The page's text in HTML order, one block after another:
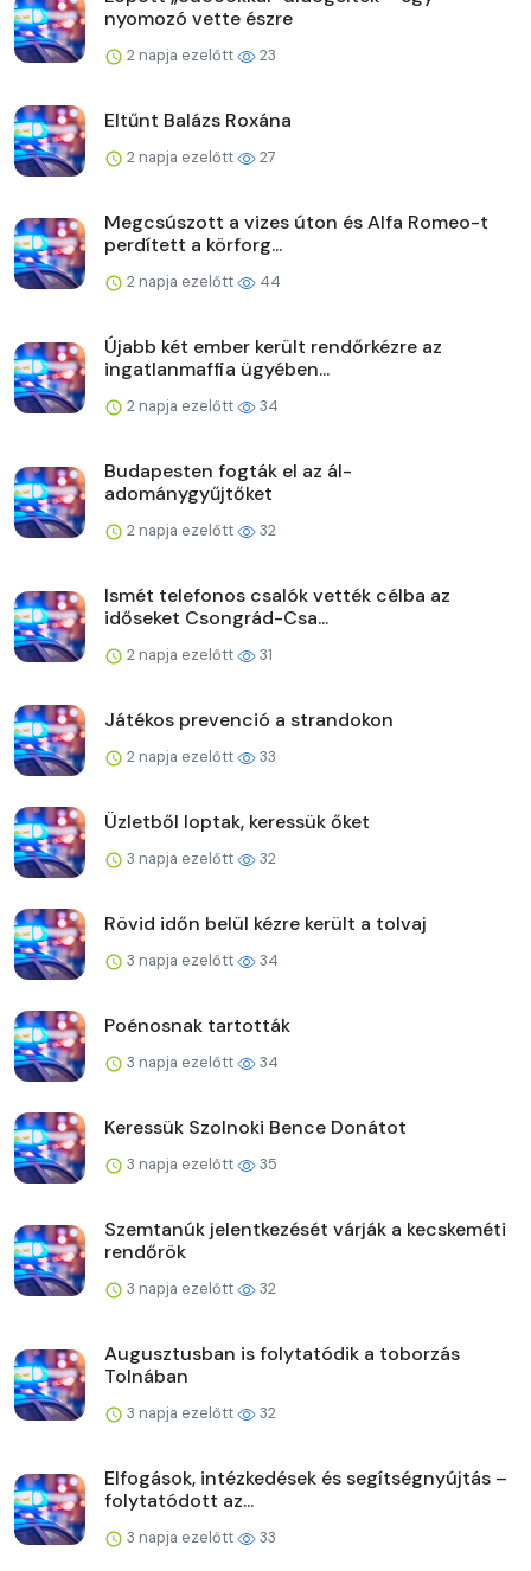
nyomozó vette észre
2 napja ezelőtt 23
Eltűnt Balázs Roxána
2 napja ezelőtt 27
Megcsúszott a vizes úton és Alfa Romeo-t
perdített a körforg...
2 napja ezelőtt 44
Újabb két ember került rendőrkézre az
ingatlanmaffia ügyében...
2 napja ezelőtt 34
Budapesten fogták el az ál-
adománygyűjtőket
2 napja ezelőtt 32
Ismét telefonos csalók vették célba az
időseket Csongrád-Csa...
2 napja ezelőtt 31
Játékos prevenció a strandokon
2 napja ezelőtt 33
Üzletből loptak, keressük őket
3 napja ezelőtt 32
Rövid időn belül kézre került a tolvaj
3 napja ezelőtt 34
Poénosnak tartották
3 napja ezelőtt 34
Keressük Szolnoki Bence Donátot
3 napja ezelőtt 35
Szemtanúk jelentkezését várják a kecskeméti
rendőrök
3 napja ezelőtt 32
Augusztusban is folytatódik a toborzás
Tolnában
3 napja ezelőtt 32
Elfogások, intézkedések és segítségnyújtás –
folytatódott az...
3 napja ezelőtt 33